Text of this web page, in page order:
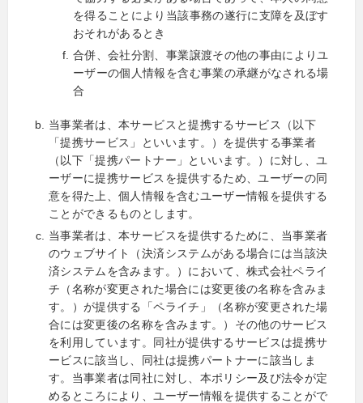
を得ることにより当該事務の遂行に支障を及ぼす
おそれがあるとき
合併、会社分割、事業譲渡その他の事由によりユ
ーザーの個人情報を含む事業の承継がなされる場
合
当事業者は、本サービスと提携するサービス（以下
「提携サービス」といいます。）を提供する事業者
（以下「提携パートナー」といいます。）に対し、ユ
ーザーに提携サービスを提供するため、ユーザーの同
意を得た上、個人情報を含むユーザー情報を提供する
ことができるものとします。
当事業者は、本サービスを提供するために、当事業者
のウェブサイト（決済システムがある場合には当該決
済システムを含みます。）において、株式会社ペライ
チ（名称が変更された場合には変更後の名称を含みま
す。）が提供する「ペライチ」（名称が変更された場
合には変更後の名称を含みます。）その他のサービス
を利用しています。同社が提供するサービスは提携サ
ービスに該当し、同社は提携パートナーに該当しま
す。当事業者は同社に対し、本ポリシー及び法令が定
めるところにより、ユーザー情報を提供することがで